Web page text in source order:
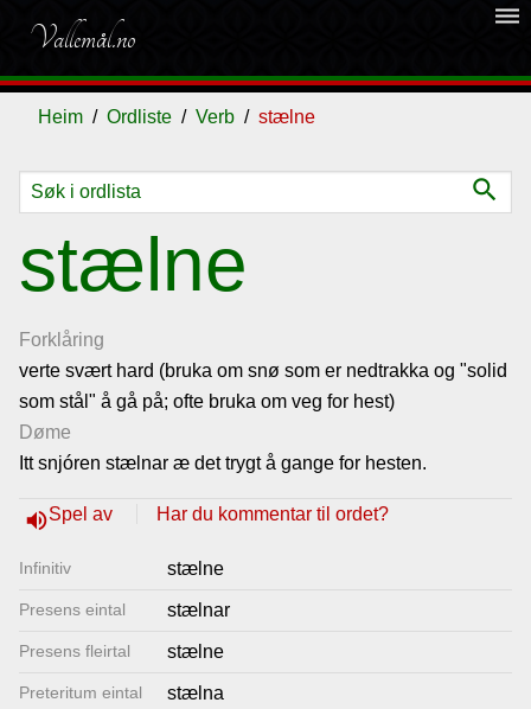
Vallemål.no
dehaze
Heim Ordliste Verb stælne
search
stælne
Forklåring
verte svært hard (bruka om snø som er nedtrakka og "solid
som stål" å gå på; ofte bruka om veg for hest)
Døme
Itt snjóren stælnar æ det trygt å gange for hesten.
volume_upSpel av Har du kommentar til ordet?
Infinitiv stælne
Presens eintal stælnar
Presens fleirtal stælne
Preteritum eintal stælna
Ordliste
Om
vallemålet
Gjestebok
Lenkjer
Kontakt
oss